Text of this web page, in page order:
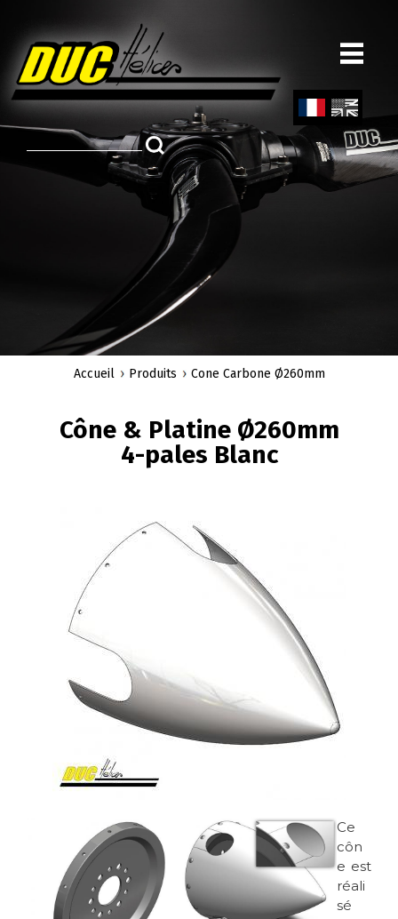
principal
ch
Engl
D'ARIANE
Accueil Produits Cone Carbone Ø260mm
Cône & Platine Ø260mm
4-pales Blanc
Image
Ce
côn
e est
réali
sé